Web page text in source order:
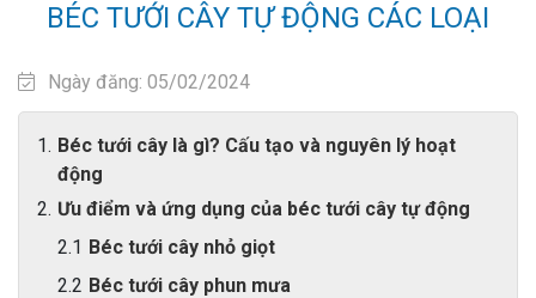
BÉC TƯỚI CÂY TỰ ĐỘNG CÁC LOẠI
Ngày đăng: 05/02/2024
Béc tưới cây là gì? Cấu tạo và nguyên lý hoạt
động
Ưu điểm và ứng dụng của béc tưới cây tự động
Béc tưới cây nhỏ giọt
Béc tưới cây phun mưa